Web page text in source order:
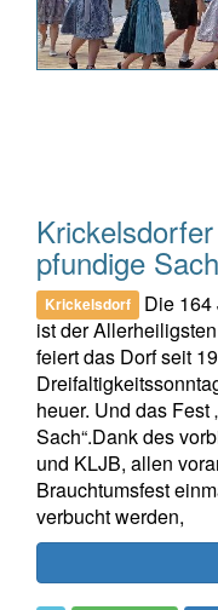
pfundige
Krickelsdorf
Die
ist der
feiert das Dorf seit
heuer. Und das
Sach“.Dank des
und KLJB, allen
Brauchtumsfest
verbucht werden,